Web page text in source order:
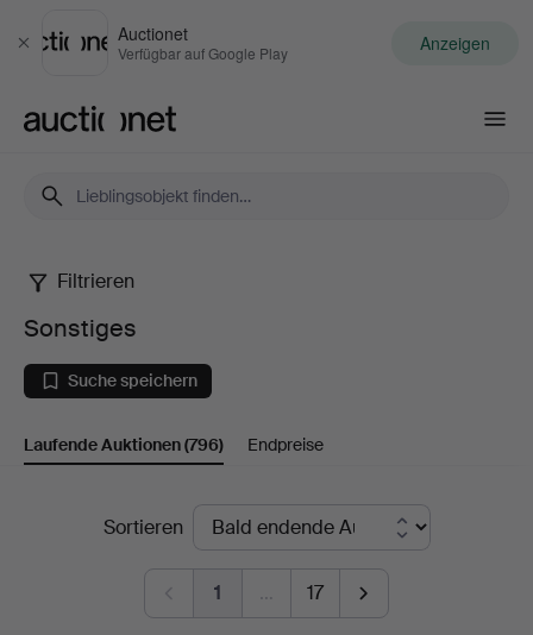
Schließen
Auctionet
Verfügbar auf Google Play Anzeigen
Sonstiges
Filtrieren
Sonstiges
Suche speichern
Laufende Auktionen(796) Endpreise
LaufendeSortieren
1 … 17